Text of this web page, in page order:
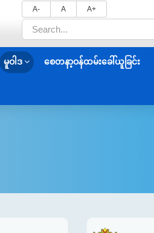
A- A A+
မူဝါဒ စေတနာ့ဝန်ထမ်းခေါ်ယူခြင်း